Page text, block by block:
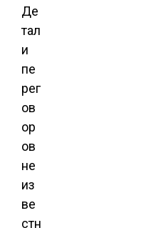
Де
тал
и
пе
рег
ов
ор
ов
не
из
ве
стн